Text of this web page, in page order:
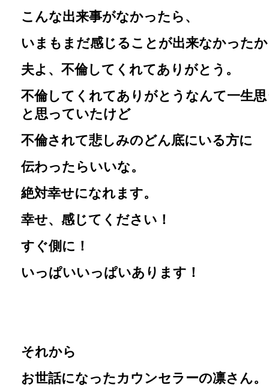
こんな出来事がなかったら、
いまもまだ感じることが出来なかった
夫よ、不倫してくれてありがとう。
不倫してくれてありがとうなんて一生
と思っていたけど
不倫されて悲しみのどん底にいる方に
伝わったらいいな。
絶対幸せになれます。
幸せ、感じてください！
すぐ側に！
いっぱいいっぱいあります！
それから
お世話になったカウンセラーの凛さん。